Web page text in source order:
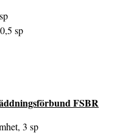
sp
FSBR
3 sp